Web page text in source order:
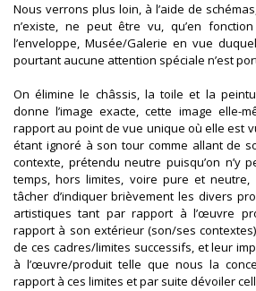
Nous verrons plus loin, à l’aide de
n’existe, ne peut être vu, qu’en
l’enveloppe, Musée/Galerie en vue
pourtant aucune attention spéciale n’est
On élimine le châssis, la toile et la
donne l’image exacte, cette image elle-
rapport au point de vue unique où elle est
étant ignoré à son tour comme allant de
contexte, prétendu neutre puisqu’on n’y
temps, hors limites, voire pure et neutre,
tâcher d’indiquer brièvement les divers
artistiques tant par rapport à l’œuvre
rapport à son extérieur (son/ses
de ces cadres/limites successifs, et leur
à l’œuvre/produit telle que nous la
rapport à ces limites et par suite dévoiler